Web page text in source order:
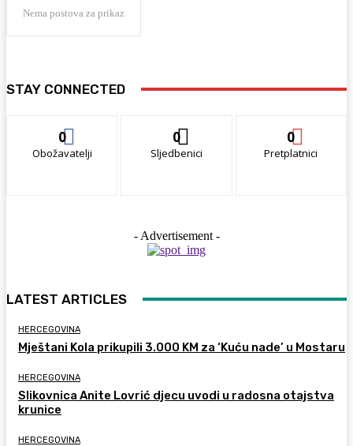
Nema postova za prikaz
STAY CONNECTED
0
Obožavatelji
0
Sljedbenici
0
Pretplatnici
- Advertisement -
LATEST ARTICLES
HERCEGOVINA
Mještani Kola prikupili 3.000 KM za ‘Kuću nade’ u Mostaru
HERCEGOVINA
Slikovnica Anite Lovrić djecu uvodi u radosna otajstva
krunice
HERCEGOVINA